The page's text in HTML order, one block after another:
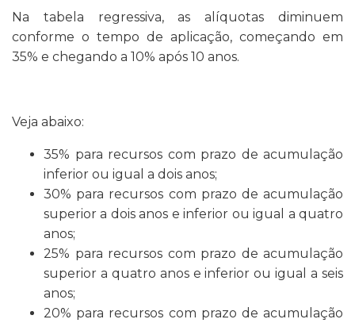
Na tabela regressiva, as alíquotas diminuem
conforme o tempo de aplicação, começando em
35% e chegando a 10% após 10 anos.
Veja abaixo:
35% para recursos com prazo de acumulação
inferior ou igual a dois anos;
30% para recursos com prazo de acumulação
superior a dois anos e inferior ou igual a quatro
anos;
25% para recursos com prazo de acumulação
superior a quatro anos e inferior ou igual a seis
anos;
20% para recursos com prazo de acumulação